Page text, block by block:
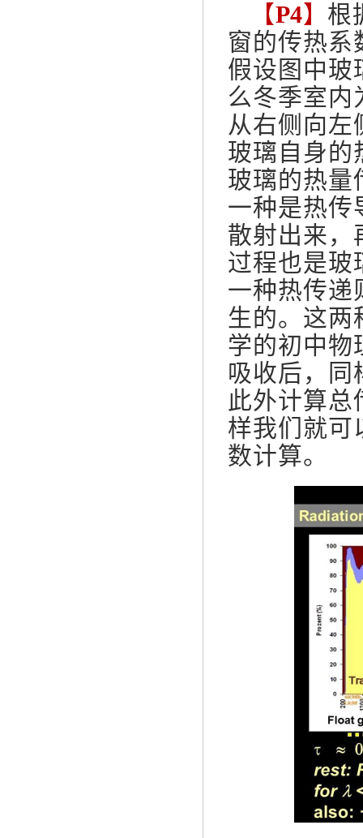
【P4】 根
窗的传热系
假设图中玻
么冬季室内
从右侧向左
玻璃自身的
玻璃的热量
一种是热传
散射出来，
过程也是玻
一种热传递
生的。这两
学的初中物
吸收后，同
此外计算总
样我们就可
数计算。